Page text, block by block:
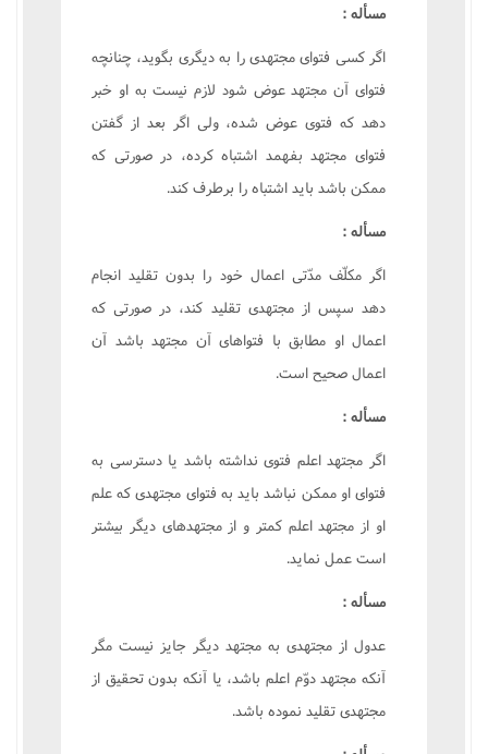
مسأله :
اگر کسى فتواى مجتهدى را به ديگرى بگويد، چنانچه
فتواى آن مجتهد عوض شود لازم نيست به او خبر
دهد که فتوى عوض شده، ولى اگر بعد از گفتن
فتواى مجتهد بفهمد اشتباه کرده، در صورتى که
ممکن باشد بايد اشتباه را برطرف کند.
مسأله :
اگر مکلّف مدّتى اعمال خود را بدون تقليد انجام
دهد سپس از مجتهدى تقليد کند، در صورتى که
اعمال او مطابق با فتواهاى آن مجتهد باشد آن
اعمال صحيح است.
مسأله :
اگر مجتهد اعلم فتوى نداشته باشد يا دسترسى به
فتواى او ممکن نباشد بايد به فتواى مجتهدى که علم
او از مجتهد اعلم کمتر و از مجتهدهاى ديگر بيشتر
است عمل نمايد.
مسأله :
عدول از مجتهدى به مجتهد ديگر جايز نيست مگر
آنکه مجتهد دوّم اعلم باشد، يا آنکه بدون تحقيق از
مجتهدى تقليد نموده باشد.